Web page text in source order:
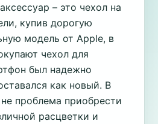
– это чехол на
купив дорогую
модель от Apple, в
чехол для
был надежно
как новый. В
проблема приобрести
расцветки и